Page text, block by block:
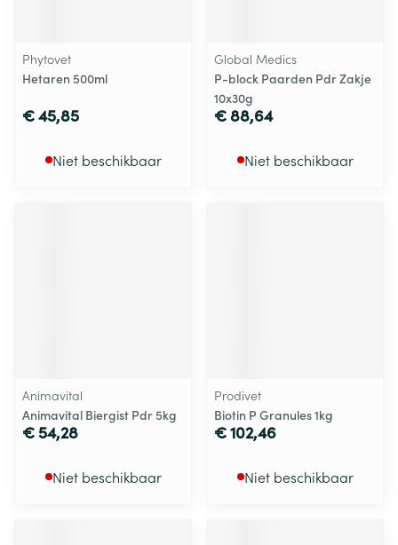
Phytovet
Hetaren 500ml
€ 45,85
Niet beschikbaar
Global Medics
P-block Paarden Pdr Zakje
10x30g
€ 88,64
Niet beschikbaar
Animavital
Animavital Biergist Pdr 5kg
€ 54,28
Niet beschikbaar
Prodivet
Biotin P Granules 1kg
€ 102,46
Niet beschikbaar